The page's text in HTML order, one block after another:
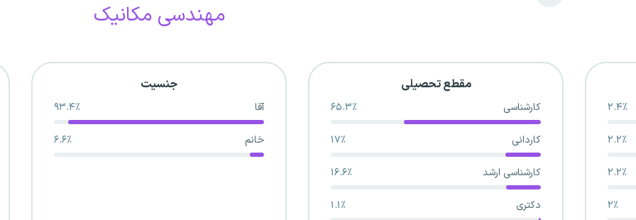
مهندسی مکانیک
۲.۴٪
۲.۲٪
۲.۲٪
۲٪
مقطع تحصیلی
کارشناسی ۶۵.۳٪
کاردانی ۱۷٪
کارشناسی ارشد ۱۶.۶٪
دکتری ۱.۱٪
جنسیت
آقا ۹۳.۴٪
خانم ۶.۶٪